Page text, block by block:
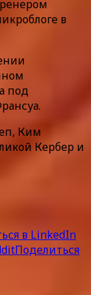
в
под
Ким
Кербер и
в LinkedIn
Поделиться